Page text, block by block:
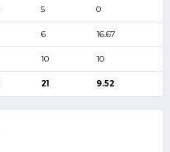
5 0
6 16.67
10 10
21 9.52